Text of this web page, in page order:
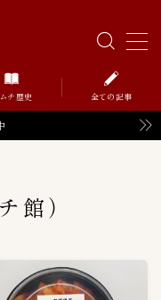
チ歴史 全ての記事
館）